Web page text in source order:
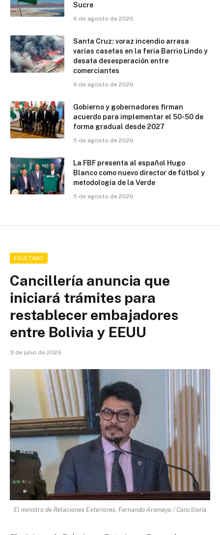
Sucre
6 de agosto de 2026
Santa Cruz: voraz incendio arrasa
varias casetas en la feria Barrio Lindo y
desata desesperación entre
comerciantes
6 de agosto de 2026
Gobierno y gobernadores firman
acuerdo para implementar el 50-50 de
forma gradual desde 2027
5 de agosto de 2026
La FBF presenta al español Hugo
Blanco como nuevo director de fútbol y
metodología de la Verde
5 de agosto de 2026
ESÚLTIMO
Cancillería anuncia que
iniciará trámites para
restablecer embajadores
entre Bolivia y EEUU
3 de julio de 2026
El ministro de Relaciones Exteriores, Fernando Aramayo / Cancillería